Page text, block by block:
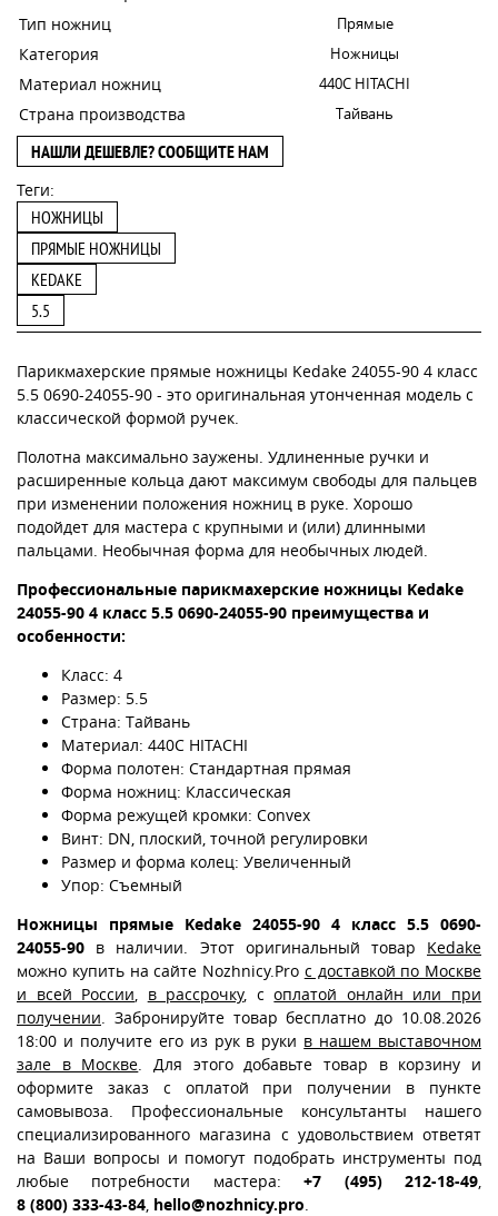
Тип ножниц Прямые
Категория Ножницы
Материал ножниц 440С HITACHI
Страна производства Тайвань
НАШЛИ ДЕШЕВЛЕ? СООБЩИТЕ НАМ
Теги:
НОЖНИЦЫ
ПРЯМЫЕ НОЖНИЦЫ
KEDAKE
5.5
Парикмахерские прямые ножницы Kedake 24055-90 4 класс
5.5 0690-24055-90 - это оригинальная утонченная модель с
классической формой ручек.
Полотна максимально заужены. Удлиненные ручки и
расширенные кольца дают максимум свободы для пальцев
при изменении положения ножниц в руке. Хорошо
подойдет для мастера с крупными и (или) длинными
пальцами. Необычная форма для необычных людей.
Профессиональные парикмахерские ножницы Kedake
24055-90 4 класс 5.5 0690-24055-90 преимущества и
особенности:
Класс: 4
Размер: 5.5
Страна: Тайвань
Материал: 440С HITACHI
Форма полотен: Стандартная прямая
Форма ножниц: Классическая
Форма режущей кромки: Convex
Винт: DN, плоский, точной регулировки
Размер и форма колец: Увеличенный
Упор: Съемный
Ножницы прямые Kedake 24055-90 4 класс 5.5 0690-
24055-90 в наличии. Этот оригинальный товар Kedake
можно купить на сайте Nozhnicy.Pro с доставкой по Москве
и всей России
в рассрочку, соплатой онлайн или при
получении . Забронируйте товар бесплатно до 10.08.2026
18:00 и получите его из рук в руки в нашем выставочном
зале в Москве . Для этого добавьте товар в корзину и
оформите заказ с оплатой при получении в пункте
самовывоза. Профессиональные консультанты нашего
специализированного магазина с удовольствием ответят
на Ваши вопросы и помогут подобрать инструменты под
любые потребности мастера:+7 (495) 212-18-49
8 (800) 333-43-84 hello@nozhnicy.pro